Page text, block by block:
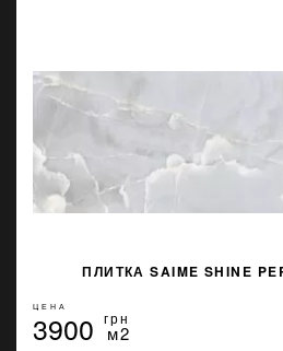
ПЛИТКА SAIME SHINE
ЦЕНА
3900 грн
м2